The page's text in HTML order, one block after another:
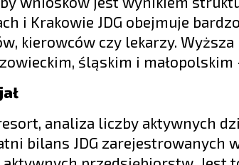
i Krakowie JDG obejmuje
kierowców czy lekarzy.
śląskim i małopolskim
analiza liczby aktywnych
bilans JDG zarejestrowanych